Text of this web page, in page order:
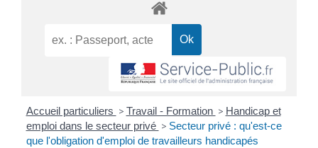
Accueil particuliers > Travail - Formation > Handicap et
emploi dans le secteur privé > Secteur privé : qu'est-ce
que l'obligation d'emploi de travailleurs handicapés